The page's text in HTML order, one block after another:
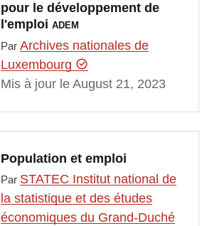
pour le développement de
l'emploi ADEM
Par Archives nationales de
Luxembourg
Mis à jour le August 21, 2023
Population et emploi
Par STATEC Institut national de
la statistique et des études
économiques du Grand-Duché